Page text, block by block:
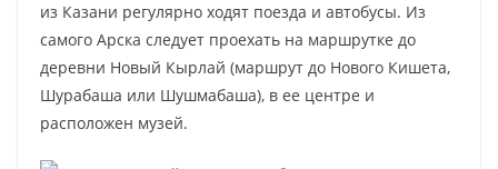
из Казани регулярно ходят поезда и автобусы. Из
самого Арска следует проехать на маршрутке до
деревни Новый Кырлай (маршрут до Нового Кишета,
Шурабаша или Шушмабаша), в ее центре и
расположен музей.